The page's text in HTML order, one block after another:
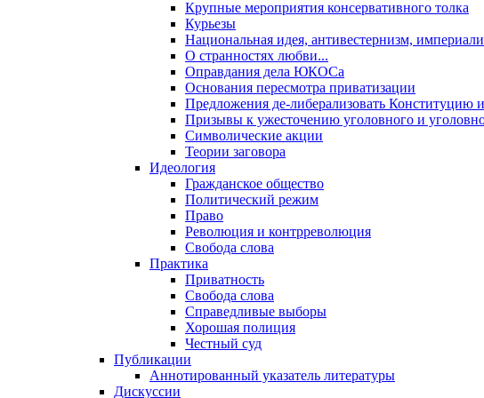
Крупные мероприятия консервативного толка
Курьезы
Национальная идея, антивестернизм,
О странностях любви...
Оправдания дела ЮКОСа
Основания пересмотра приватизации
Предложения де-либерализовать Конституцию
Призывы к ужесточению уголовного и
Символические акции
Теории заговора
Идеология
Гражданское общество
Политический режим
Право
Революция и контрреволюция
Свобода слова
Практика
Приватность
Свобода слова
Справедливые выборы
Хорошая полиция
Честный суд
Публикации
Аннотированный указатель литературы
Дискуссии